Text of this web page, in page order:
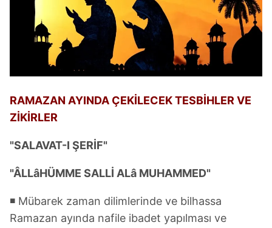
RAMAZAN AYINDA ÇEKİLECEK TESBİHLER VE
ZİKİRLER
"SALAVAT-I ŞERİF"
"ÂLLâHÜMME SALLİ ALâ MUHAMMED"
◾ Mübarek zaman dilimlerinde ve bilhassa
Ramazan ayında nafile ibadet yapılması ve